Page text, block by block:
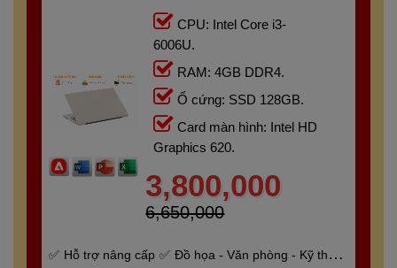
CPU: Intel Core i3-
6006U.
RAM: 4GB DDR4.
Ổ cứng: SSD 128GB.
Card màn hình: Intel HD
Graphics 620.
3,800,000
6,650,000
Hỗ trợ nâng cấp
Đồ họa - Văn phòng - Kỹ thuật